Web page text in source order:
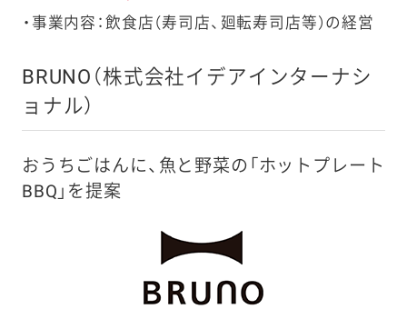
事業内容：飲食店（寿司店、廻転寿司店等）の経営
BRUNO（株式会社イデアインターナシ
ョナル）
おうちごはんに、魚と野菜の「ホットプレート
BBQ」を提案